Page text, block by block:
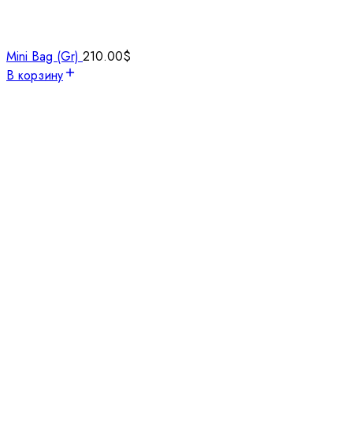
Mini Bag (Gr) 210.00$
В корзину